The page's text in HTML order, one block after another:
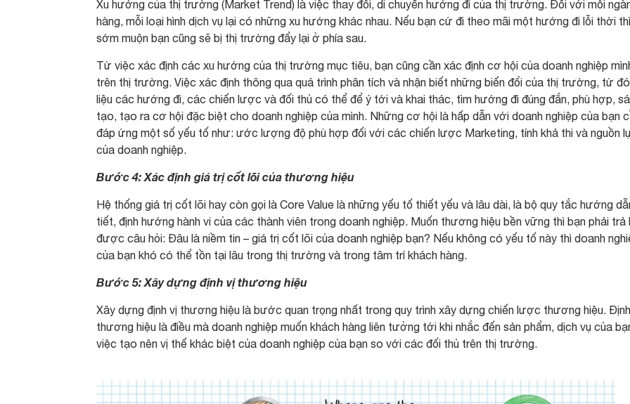
Xu hướng của thị trường (Market Trend) là việc thay đổi, di chuyển hướng đi của thị trường. Đối với mỗi
hàng, mỗi loại hình dịch vụ lại có những xu hướng khác nhau. Nếu bạn cứ đi theo mãi một hướng đi lỗi thời thì
sớm muộn bạn cũng sẽ bị thị trường đẩy lại ở phía sau.
Từ việc xác định các xu hướng của thị trường mục tiêu, bạn cũng cần xác định cơ hội của doanh nghiệp
trên thị trường. Việc xác định thông qua quá trình phân tích và nhận biết những biến đổi của thị trường, từ
liệu các hướng đi, các chiến lược và đối thủ có thể để ý tới và khai thác, tìm hướng đi đúng đắn, phù hợp,
tạo, tạo ra cơ hội đặc biệt cho doanh nghiệp của mình. Những cơ hội là hấp dẫn với doanh nghiệp của bạn
đáp ứng một số yếu tố như: ước lượng độ phù hợp đối với các chiến lược Marketing, tính khả thi và nguồn
của doanh nghiệp.
Bước 4: Xác định giá trị cốt lõi của thương hiệu
Hệ thống giá trị cốt lõi hay còn gọi là Core Value là những yếu tố thiết yếu và lâu dài, là bộ quy tắc hướng
tiết, định hướng hành vi của các thành viên trong doanh nghiệp. Muốn thương hiệu bền vững thì bạn phải trả
được câu hỏi: Đâu là niềm tin – giá trị cốt lõi của doanh nghiệp bạn? Nếu không có yếu tố này thì doanh
của bạn khó có thể tồn tại lâu trong thị trường và trong tâm trí khách hàng.
Bước 5: Xây dựng định vị thương hiệu
Xây dựng định vị thương hiệu là bước quan trọng nhất trong quy trình xây dựng chiến lược thương hiệu.
thương hiệu là điều mà doanh nghiệp muốn khách hàng liên tưởng tới khi nhắc đến sản phẩm, dịch vụ của
việc tạo nên vị thế khác biệt của doanh nghiệp của bạn so với các đối thủ trên thị trường.